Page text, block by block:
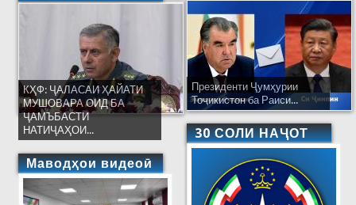
КҲФ: ҶАЛАСАИ ҲАЙАТИ
МУШОВАРА ОИД БА
ҶАМЪБАСТИ
НАТИҶАҲОИ...
Маводҳои видеоӣ
Президенти Ҷумҳурии
Тоҷикистон ба Раиси...
30 СОЛИ НАҶОТ